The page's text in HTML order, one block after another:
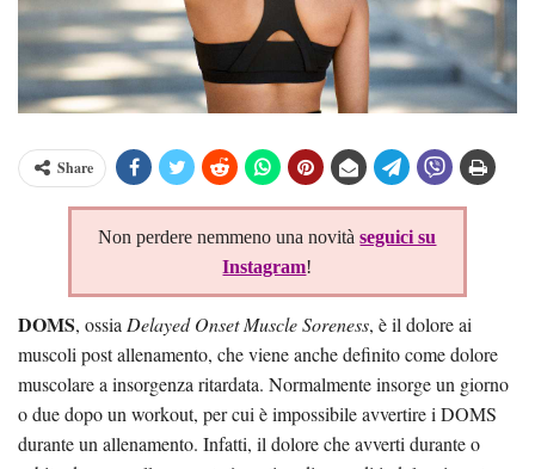
Share
Non perdere nemmeno una novitàseguici su
Instagram!
DOMS, ossia Delayed Onset Muscle Soreness, è il dolore ai
muscoli post allenamento, che viene anche definito come dolore
muscolare a insorgenza ritardata. Normalmente insorge un giorno
o due dopo un workout, per cui è impossibile avvertire i DOMS
durante un allenamento. Infatti, il dolore che avverti durante o